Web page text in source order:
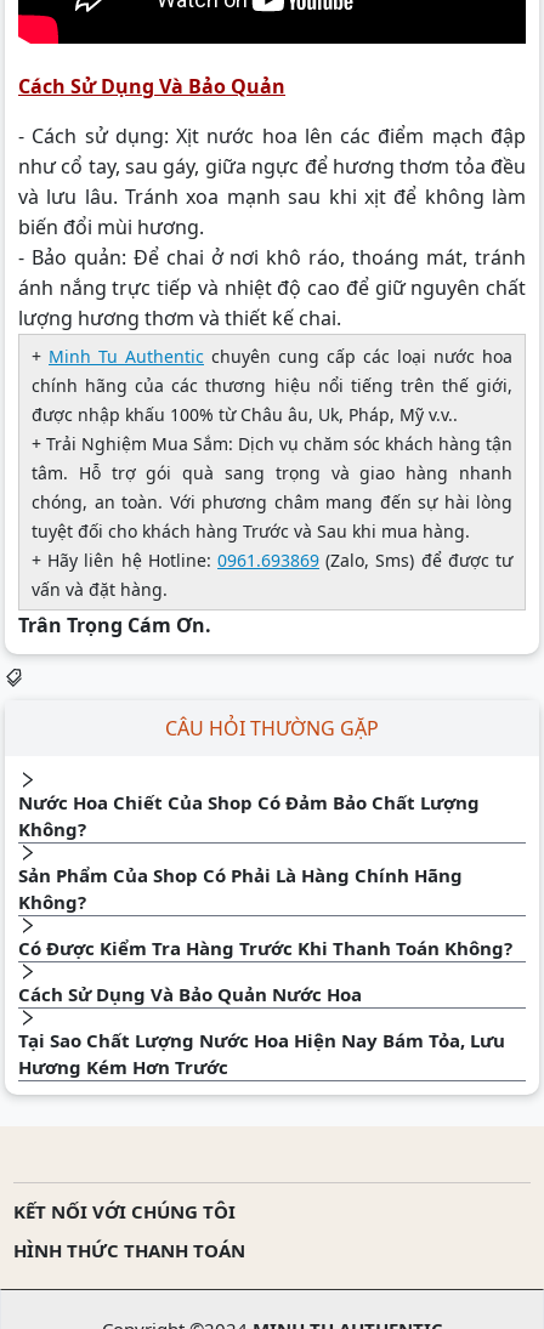
Cách Sử Dụng Và Bảo Quản
- Cách sử dụng: Xịt nước hoa lên các điểm mạch đập
như cổ tay, sau gáy, giữa ngực để hương thơm tỏa đều
và lưu lâu. Tránh xoa mạnh sau khi xịt để không làm
biến đổi mùi hương.
- Bảo quản: Để chai ở nơi khô ráo, thoáng mát, tránh
ánh nắng trực tiếp và nhiệt độ cao để giữ nguyên chất
lượng hương thơm và thiết kế chai.
+ Minh Tu Authentic chuyên cung cấp các loại nước hoa
chính hãng của các thương hiệu nổi tiếng trên thế giới,
được nhập khấu 100% từ Châu âu, Uk, Pháp, Mỹ v.v..
+ Trải Nghiệm Mua Sắm: Dịch vụ chăm sóc khách hàng tận
tâm. Hỗ trợ gói quà sang trọng và giao hàng nhanh
chóng, an toàn. Với phương châm mang đến sự hài lòng
tuyệt đối cho khách hàng Trước và Sau khi mua hàng.
+ Hãy liên hệ Hotline: 0961.693869 (Zalo, Sms) để được tư
vấn và đặt hàng.
Trân Trọng Cám Ơn.
CÂU HỎI THƯỜNG GẶP
Nước Hoa Chiết Của Shop Có Đảm Bảo Chất Lượng
Không?
Sản Phẩm Của Shop Có Phải Là Hàng Chính Hãng
Không?
Có Được Kiểm Tra Hàng Trước Khi Thanh Toán Không?
Cách Sử Dụng Và Bảo Quản Nước Hoa
Tại Sao Chất Lượng Nước Hoa Hiện Nay Bám Tỏa, Lưu
Hương Kém Hơn Trước
KẾT NỐI VỚI CHÚNG TÔI
HÌNH THỨC THANH TOÁN